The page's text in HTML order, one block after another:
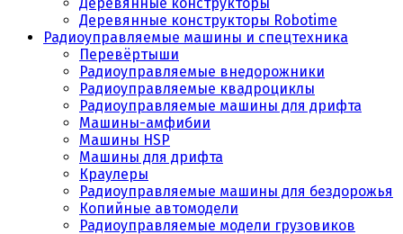
Деревянные конструкторы Robotime
Радиоуправляемые машины и спецтехника
Перевёртыши
Радиоуправляемые внедорожники
Радиоуправляемые квадроциклы
Радиоуправляемые машины для дрифта
Машины-амфибии
Машины HSP
Машины для дрифта
Краулеры
Радиоуправляемые машины для бездорожья
Копийные автомодели
Радиоуправляемые модели грузовиков